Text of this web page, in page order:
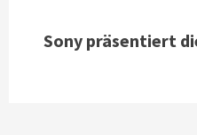
Sony präsentiert